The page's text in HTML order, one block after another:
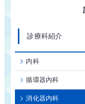
診療科紹介
内科
循環器内科
消化器内科